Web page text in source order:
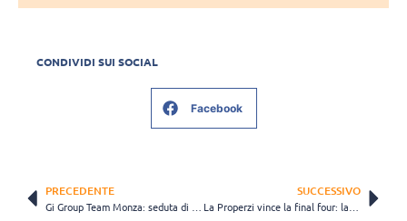
CONDIVIDI SUI SOCIAL
Facebook
PRECEDENTE SUCCESSIVO